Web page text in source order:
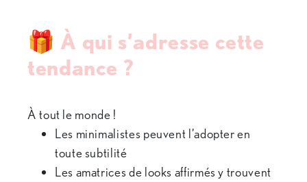
🎁 À qui s’adresse cette
tendance ?
À tout le monde !
Les minimalistes peuvent l’adopter en
toute subtilité
Les amatrices de looks affirmés y trouvent